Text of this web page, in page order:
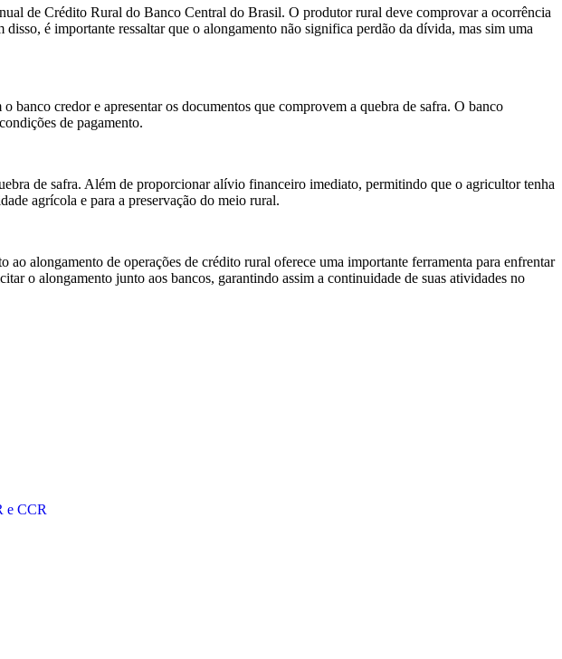
de Crédito Rural do Banco Central do Brasil. O produtor rural deve comprovar a ocorrência
é importante ressaltar que o alongamento não significa perdão da dívida, mas sim uma
credor e apresentar os documentos que comprovem a quebra de safra. O banco
de pagamento.
de safra. Além de proporcionar alívio financeiro imediato, permitindo que o agricultor tenha
agrícola e para a preservação do meio rural.
alongamento de operações de crédito rural oferece uma importante ferramenta para enfrentar
o alongamento junto aos bancos, garantindo assim a continuidade de suas atividades no
e CCR